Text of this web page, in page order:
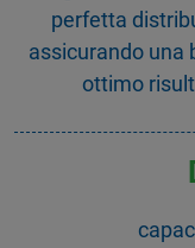
perfetta
assicurando una
ottimo